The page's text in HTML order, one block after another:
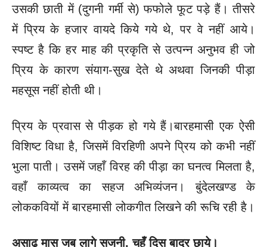
उसकी छाती में (दुगनी गर्मी से) फफोले फूट पड़े हैं। तीसरे
में प्रिय के हजार वायदे किये गये थे, पर वे नहीं आये।
स्पष्ट है कि हर माह की प्रकृति से उत्पन्न अनुभव ही जो
प्रिय के कारण संयाग-सुख देते थे अथवा जिनकी पीड़ा
महसूस नहीं होती थी।
प्रिय के प्रवास से पीड़क हो गये हैं।बारहमासी एक ऐसी
विशिष्ट विधा है, जिसमें विरहिणी अपने प्रिय को कभी नहीं
भुला पाती। उसमें जहाँ विरह की पीड़ा का घनत्व मिलता है,
वहाँ काव्यत्व का सहज अभिव्यंजन। बुंदेलखण्ड के
लोककवियों में बारहमासी लोकगीत लिखने की रूचि रही है।
असाढ़ मास जब लागे सजनी, चहुँ दिस बादर छाये।